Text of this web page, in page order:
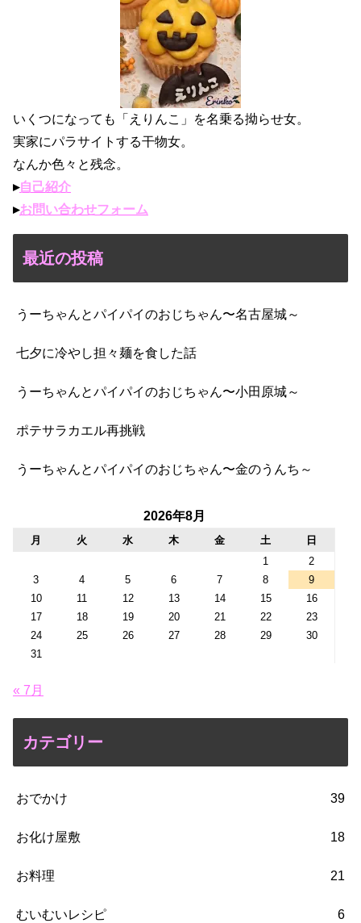
いくつになっても「えりんこ」を名乗る拗らせ女。
実家にパラサイトする干物女。
なんか色々と残念。
▸自己紹介
▸お問い合わせフォーム
最近の投稿
うーちゃんとパイパイのおじちゃん〜名古屋城～
七夕に冷やし担々麺を食した話
うーちゃんとパイパイのおじちゃん〜小田原城～
ポテサラカエル再挑戦
うーちゃんとパイパイのおじちゃん〜金のうんち～
2026年8月
月 火 水 木 金 土
日
1
2
3
4 5 6 7 8
9
10
11 12 13 14 15
16
17
18 19 20 21 22
23
24
25 26 27 28 29
30
31
« 7月
カテゴリー
おでかけ 39
お化け屋敷 18
お料理 21
むいむいレシピ 6